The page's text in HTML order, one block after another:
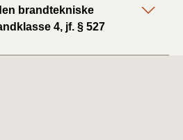
brandtekniske
4, jf. § 527